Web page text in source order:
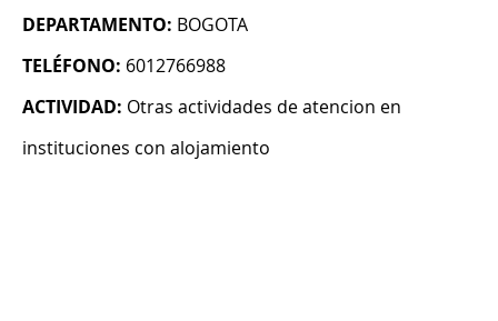
DEPARTAMENTO: BOGOTA
TELÉFONO: 6012766988
ACTIVIDAD: Otras actividades de atencion en
instituciones con alojamiento